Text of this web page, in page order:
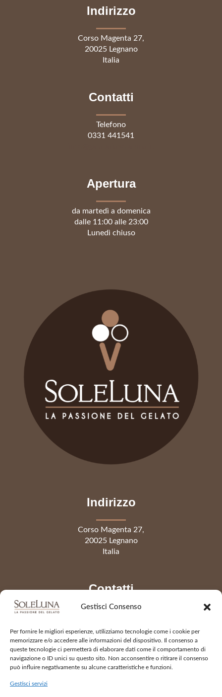
Gestisci Consenso
Per fornire le migliori esperienze, utilizziamo tecnologie come i cookie per
memorizzare e/o accedere alle informazioni del dispositivo. Il consenso a
queste tecnologie ci permetterà di elaborare dati come il comportamento di
navigazione o ID unici su questo sito. Non acconsentire o ritirare il consenso
può influire negativamente su alcune caratteristiche e funzioni.
Gestisci servizi
Indirizzo
Corso Magenta 27,
20025 Legnano
Italia
Contatti
Telefono
0331 441541
Apertura
da martedì a domenica
dalle 11:00 alle 23:00
Lunedì chiuso
Indirizzo
Corso Magenta 27,
20025 Legnano
Italia
Contatti
info@gelateriasoleluna.it